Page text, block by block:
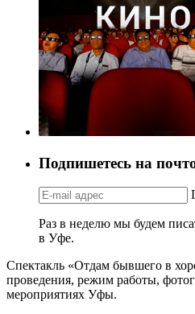
Подпишетесь на
Раз в неделю мы будем
в Уфе.
Спектакль «Отдам бывшего в
проведения, режим работы,
мероприятиях Уфы.